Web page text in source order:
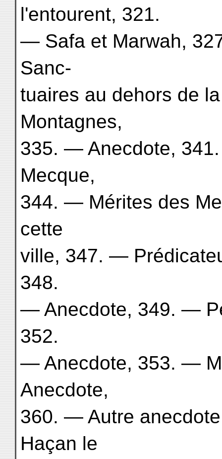
l'entourent, 321.
— Safa et Marwah,
Sanc-
tuaires au dehors de
Montagnes,
335. — Anecdote,
Mecque,
344. — Mérites des
cette
ville, 347. —
348.
— Anecdote, 349. —
352.
— Anecdote, 353. —
Anecdote,
360. — Autre
Haçan le